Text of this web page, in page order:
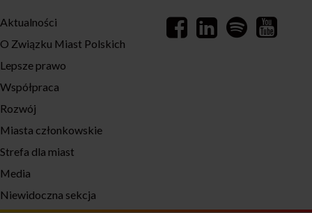
Aktualności
O Związku Miast Polskich
Lepsze prawo
Współpraca
Rozwój
Miasta członkowskie
Strefa dla miast
Media
Niewidoczna sekcja